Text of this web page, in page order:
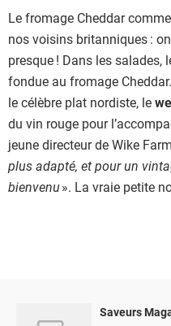
Le fromage Cheddar
nos voisins britanniques :
presque ! Dans les salades,
fondue au fromage
le célèbre plat nordiste, le
du vin rouge pour
jeune directeur de Wike
plus adapté, et pour un
bienvenu». La vraie petite
Saveurs